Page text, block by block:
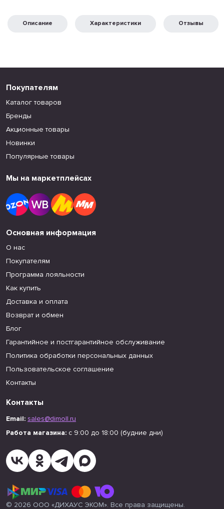
Описание Характеристики Отзывы
Покупателям
Каталог товаров
Бренды
Акционные товары
Новинки
Популярные товары
Мы на маркетплейсах
Основная информация
О нас
Покупателям
Программа лояльности
Как купить
Доставка и оплата
Возврат и обмен
Блог
Гарантийное и постгарантийное обслуживание
Политика обработки персональных данных
Пользовательское соглашение
Контакты
Контакты
Email: sales@dimoll.ru
Работа магазина: с 9:00 до 18:00 (будние дни)
© 2026 ООО «ДИХАУС ЭКОМ». Все права защищены.